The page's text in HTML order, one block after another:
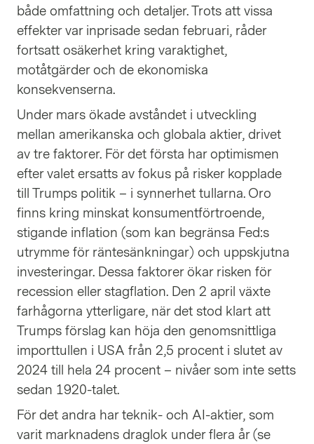
både omfattning och detaljer. Trots att vissa
effekter var inprisade sedan februari, råder
fortsatt osäkerhet kring varaktighet,
motåtgärder och de ekonomiska
konsekvenserna.
Under mars ökade avståndet i utveckling
mellan amerikanska och globala aktier, drivet
av tre faktorer. För det första har optimismen
efter valet ersatts av fokus på risker kopplade
till Trumps politik – i synnerhet tullarna. Oro
finns kring minskat konsumentförtroende,
stigande inflation (som kan begränsa Fed:s
utrymme för räntesänkningar) och uppskjutna
investeringar. Dessa faktorer ökar risken för
recession eller stagflation. Den 2 april växte
farhågorna ytterligare, när det stod klart att
Trumps förslag kan höja den genomsnittliga
importtullen i USA från 2,5 procent i slutet av
2024 till hela 24 procent – nivåer som inte setts
sedan 1920-talet.
För det andra har teknik- och AI-aktier, som
varit marknadens draglok under flera år (se